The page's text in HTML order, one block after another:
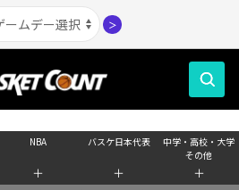
＞
NBA
＋
バスケ日本代表
＋
中学・高校・大学
その他
＋